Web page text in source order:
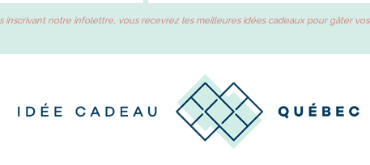
inscrivant notre infolettre, vous recevrez les meilleures idées cadeaux pour gâter